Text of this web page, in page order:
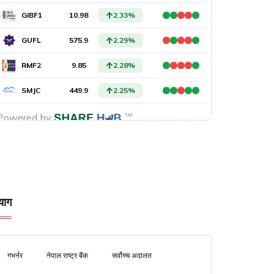
गभर्नर नेपाल राष्ट्र बैंक सर्वोच्च अदालत